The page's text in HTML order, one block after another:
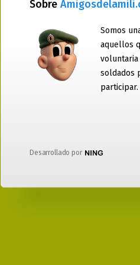
Sobre
Somos
aquellos
voluntaria
soldados
participar.
Desarrollado por